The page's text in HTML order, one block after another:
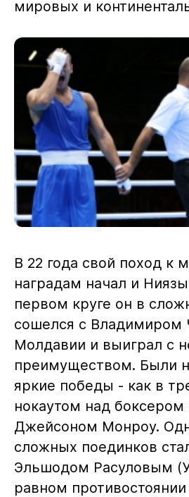
мировых и
В 22 года свой поход к
наградам начал и
первом круге он в
сошелся с Владимиром
Молдавии и выиграл с
преимуществом. Были
яркие победы - как в
нокаутом над
Джейсоном Монроу.
сложных поединков
Эльшодом Расуловым
равном